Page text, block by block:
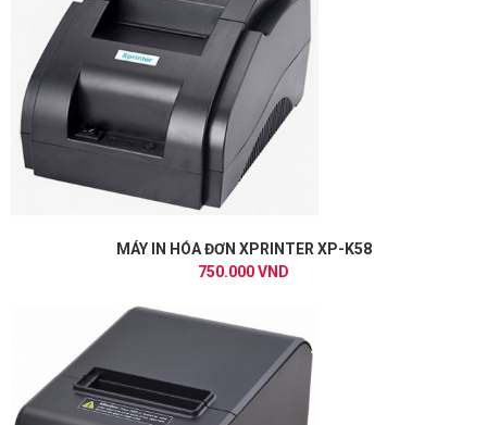
MÁY IN HÓA ĐƠN XPRINTER XP-K58
750.000 VND